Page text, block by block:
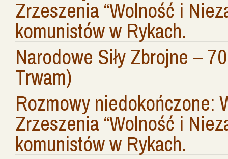
Zrzeszenia “Wolność i
komunistów w Rykach.
Narodowe Siły Zbrojne –
Trwam)
Rozmowy niedokończone:
Zrzeszenia “Wolność i
komunistów w Rykach.